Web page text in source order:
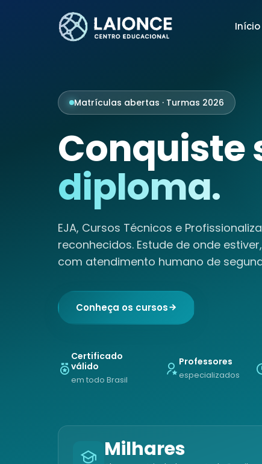
Início
Matrículas abertas · Turmas 2026
Conquiste
diploma.
EJA, Cursos Técnicos e
reconhecidos. Estude de onde
com atendimento humano de
Conheça os cursos
Certificado
válido
em todo Brasil
Professores
especializados
Milhares